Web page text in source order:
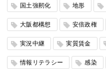
国土強靭化 地形
大阪都構想 安倍政権
実況中継 実質賃金
情報リテラシー 感染